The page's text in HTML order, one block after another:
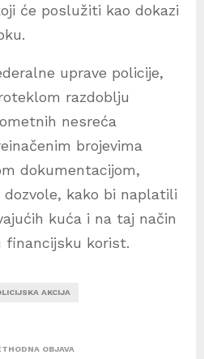
će poslužiti kao dokazi
uprave policije,
razdoblju
nesreća
brojevima
dokumentacijom,
kako bi naplatili
kuća i na taj način
financijsku korist.
AKCIJA
OBJAVA